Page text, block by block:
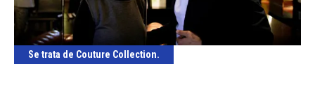
Se trata de Couture Collection.